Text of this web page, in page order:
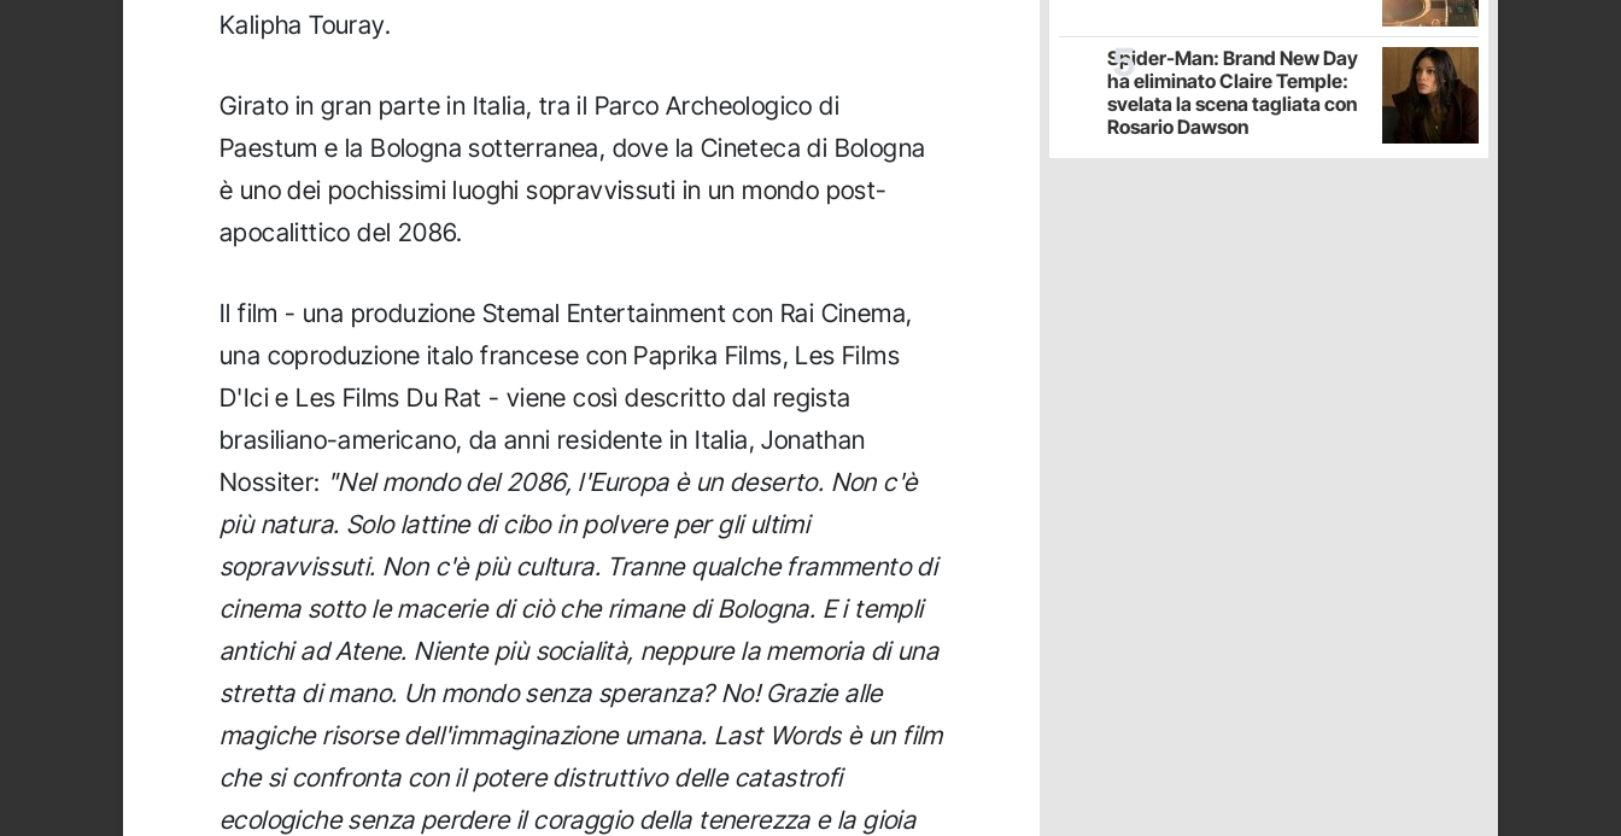
Kalipha Touray.
Girato in gran parte in Italia, tra il Parco Archeologico di
Paestum e la Bologna sotterranea, dove la Cineteca di Bologna
è uno dei pochissimi luoghi sopravvissuti in un mondo post-
apocalittico del 2086.
Il film - una produzione Stemal Entertainment con Rai Cinema,
una coproduzione italo francese con Paprika Films, Les Films
D'Ici e Les Films Du Rat - viene così descritto dal regista
brasiliano-americano, da anni residente in Italia, Jonathan
Nossiter: "Nel mondo del 2086, l'Europa è un deserto. Non c'è
più natura. Solo lattine di cibo in polvere per gli ultimi
sopravvissuti. Non c'è più cultura. Tranne qualche frammento di
cinema sotto le macerie di ciò che rimane di Bologna. E i templi
antichi ad Atene. Niente più socialità, neppure la memoria di una
stretta di mano. Un mondo senza speranza? No! Grazie alle
magiche risorse dell'immaginazione umana. Last Words è un film
che si confronta con il potere distruttivo delle catastrofi
ecologiche senza perdere il coraggio della tenerezza e la gioia
Spider-Man: Brand New Day
ha eliminato Claire Temple:
svelata la scena tagliata con
Rosario Dawson